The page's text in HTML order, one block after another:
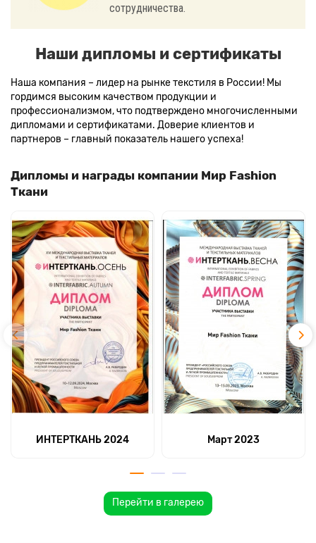
сотрудничества.
Наши дипломы и сертификаты
Наша компания – лидер на рынке текстиля в России! Мы
гордимся высоким качеством продукции и
профессионализмом, что подтверждено многочисленными
дипломами и сертификатами. Доверие клиентов и
партнеров – главный показатель нашего успеха!
Дипломы и награды компании Мир Fashion
Ткани
ИНТЕРТКАНЬ 2024 Март 2023
Перейти в галерею